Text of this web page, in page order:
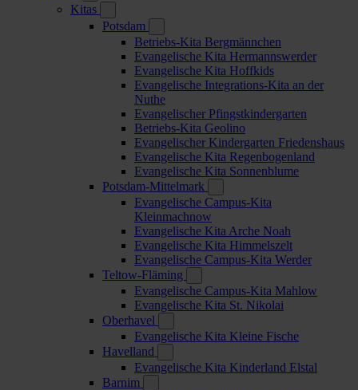
Kitas
Potsdam
Betriebs-Kita Bergmännchen
Evangelische Kita Hermannswerder
Evangelische Kita Hoffkids
Evangelische Integrations-Kita an der
Nuthe
Evangelischer Pfingstkindergarten
Betriebs-Kita Geolino
Evangelischer Kindergarten Friedenshaus
Evangelische Kita Regenbogenland
Evangelische Kita Sonnenblume
Potsdam-Mittelmark
Evangelische Campus-Kita
Kleinmachnow
Evangelische Kita Arche Noah
Evangelische Kita Himmelszelt
Evangelische Campus-Kita Werder
Teltow-Fläming
Evangelische Campus-Kita Mahlow
Evangelische Kita St. Nikolai
Oberhavel
Evangelische Kita Kleine Fische
Havelland
Evangelische Kita Kinderland Elstal
Barnim